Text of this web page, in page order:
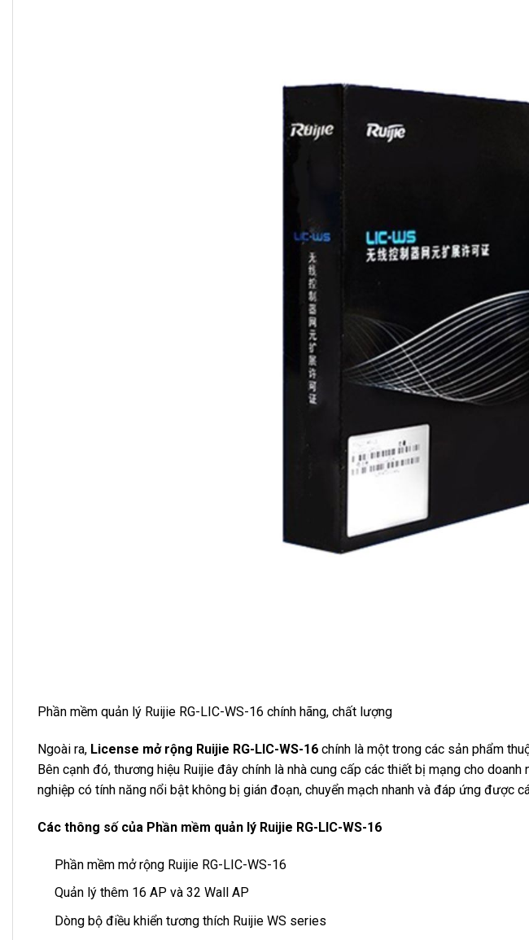
Phần mềm quản lý Ruijie RG-LIC-WS-16 chính hãng, chất lượng
Ngoài ra, License mở rộng Ruijie RG-LIC-WS-16 chính là một trong các sản phẩm
Bên cạnh đó, thương hiệu Ruijie đây chính là nhà cung cấp các thiết bị mạng cho
nghiệp có tính năng nổi bật không bị gián đoạn, chuyển mạch nhanh và đáp ứng được
Các thông số của Phần mềm quản lý Ruijie RG-LIC-WS-16
Phần mềm mở rộng Ruijie RG-LIC-WS-16
Quản lý thêm 16 AP và 32 Wall AP
Dòng bộ điều khiển tương thích Ruijie WS series